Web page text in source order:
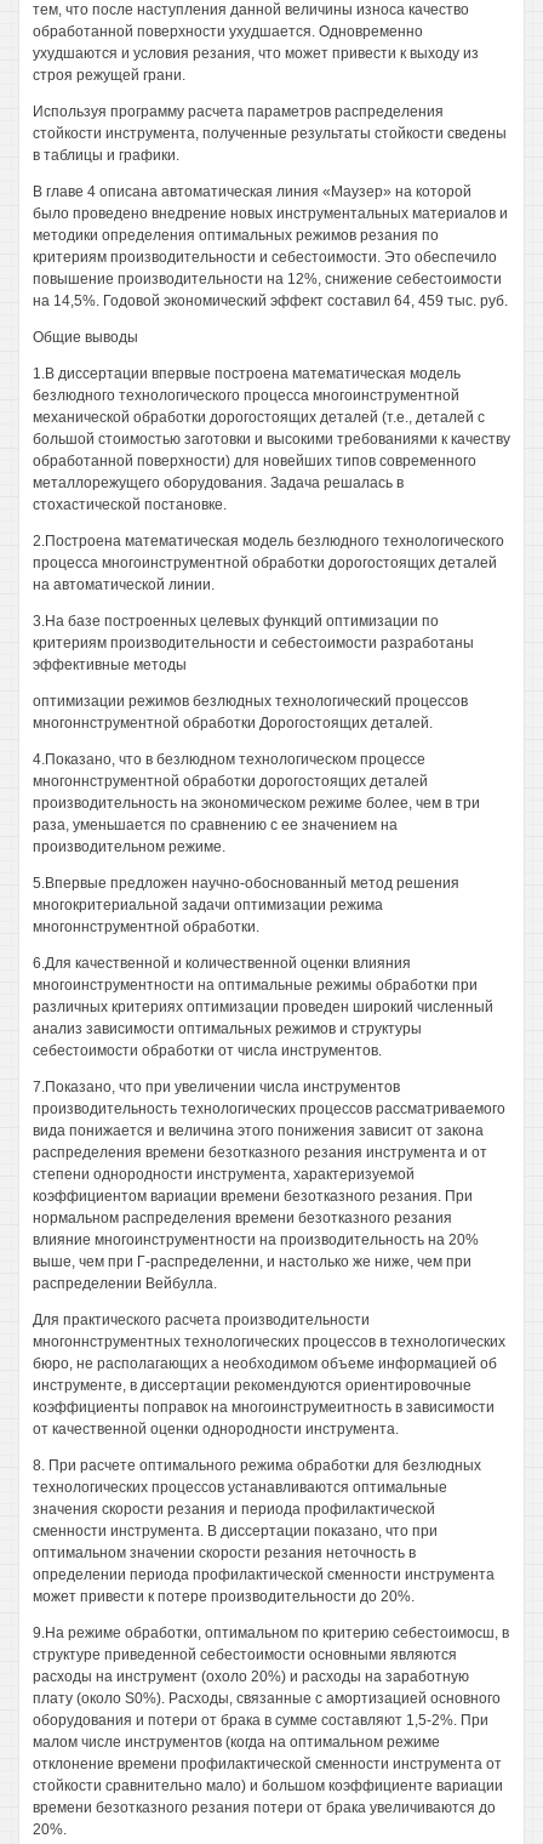
тем, что после наступления данной величины износа качество
обработанной поверхности ухудшается. Одновременно
ухудшаются и условия резания, что может привести к выходу из
строя режущей грани.
Используя программу расчета параметров распределения
стойкости инструмента, полученные результаты стойкости сведены
в таблицы и графики.
В главе 4 описана автоматическая линия «Маузер» на которой
было проведено внедрение новых инструментальных материалов и
методики определения оптимальных режимов резания по
критериям производительности и себестоимости. Это обеспечило
повышение производительности на 12%, снижение себестоимости
на 14,5%. Годовой экономический эффект составил 64, 459 тыс. руб.
Общие выводы
1.В диссертации впервые построена математическая модель
безлюдного технологического процесса многоинструментной
механической обработки дорогостоящих деталей (т.е., деталей с
большой стоимостью заготовки и высокими требованиями к качеству
обработанной поверхности) для новейших типов современного
металлорежущего оборудования. Задача решалась в
стохастической постановке.
2.Построена математическая модель безлюдного технологического
процесса многоинструментной обработки дорогостоящих деталей
на автоматической линии.
3.На базе построенных целевых функций оптимизации по
критериям производительности и себестоимости разработаны
эффективные методы
оптимизации режимов безлюдных технологический процессов
многоннструментной обработки Дорогостоящих деталей.
4.Показано, что в безлюдном технологическом процессе
многоннструментной обработки дорогостоящих деталей
производительность на экономическом режиме более, чем в три
раза, уменьшается по сравнению с ее значением на
производительном режиме.
5.Впервые предложен научно-обоснованный метод решения
многокритериальной задачи оптимизации режима
многоннструментной обработки.
6.Для качественной и количественной оценки влияния
многоинструментности на оптимальные режимы обработки при
различных критериях оптимизации проведен широкий численный
анализ зависимости оптимальных режимов и структуры
себестоимости обработки от числа инструментов.
7.Показано, что при увеличении числа инструментов
производительность технологических процессов рассматриваемого
вида понижается и величина этого понижения зависит от закона
распределения времени безотказного резания инструмента и от
степени однородности инструмента, характеризуемой
коэффициентом вариации времени безотказного резания. При
нормальном распределения времени безотказного резания
влияние многоинструментности на производительность на 20%
выше, чем при Г-распределенни, и настолько же ниже, чем при
распределении Вейбулла.
Для практического расчета производительности
многоннструментных технологических процессов в технологических
бюро, не располагающих а необходимом объеме информацией об
инструменте, в диссертации рекомендуются ориентировочные
коэффициенты поправок на многоинструмеитность в зависимости
от качественной оценки однородности инструмента.
8. При расчете оптимального режима обработки для безлюдных
технологических процессов устанавливаются оптимальные
значения скорости резания и периода профилактической
сменности инструмента. В диссертации показано, что при
оптимальном значении скорости резания неточность в
определении периода профилактической сменности инструмента
может привести к потере производительности до 20%.
9.На режиме обработки, оптимальном по критерию себестоимосш, в
структуре приведенной себестоимости основными являются
расходы на инструмент (охоло 20%) и расходы на заработную
плату (около S0%). Расходы, связанные с амортизацией основного
оборудования и потери от брака в сумме составляют 1,5-2%. При
малом числе инструментов (когда на оптимальном режиме
отклонение времени профилактической сменности инструмента от
стойкости сравнительно мало) и большом коэффициенте вариации
времени безотказного резания потери от брака увеличиваются до
20%.